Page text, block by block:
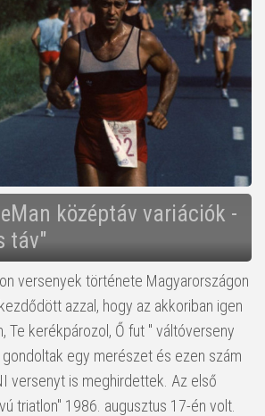
középtáv variációk -
táv"
versenyek története Magyarországon
azzal, hogy az akkoriban igen
Te kerékpározol, Ő fut " váltóverseny
egy merészet és ezen szám
versenyt is meghirdettek. Az első
triatlon" 1986. augusztus 17-én volt.